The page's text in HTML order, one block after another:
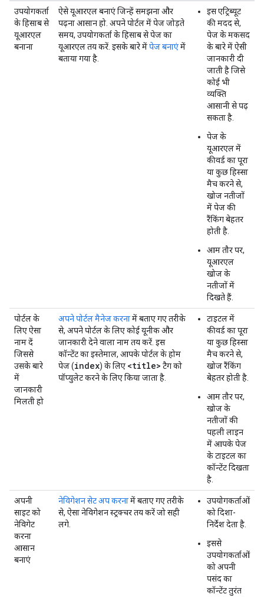
उपयोगकर्ता
के हिसाब से
यूआरएल
बनाना
ऐसे यूआरएल बनाएं जिन्हें समझना और
पढ़ना आसान हो. अपने पोर्टल में पेज जोड़ते
समय, उपयोगकर्ता के हिसाब से पेज का
यूआरएल तय करें. इसके बारे मेंपेज बनाएंमें
बताया गया है.
इस एट्रिब्यूट
की मदद से,
पेज के मकसद
के बारे में ऐसी
जानकारी दी
जाती है जिसे
कोई भी
व्यक्ति
आसानी से पढ़
सकता है.
पेज के
यूआरएल में
कीवर्ड का पूरा
या कुछ हिस्सा
मैच करने से,
खोज नतीजों
में पेज की
रैंकिंग बेहतर
होती है.
आम तौर पर,
यूआरएल
खोज के
नतीजों में
दिखते हैं.
पोर्टल के
लिए ऐसा
नाम दें
जिससे
उसके बारे
में
जानकारी
मिलती हो
अपने पोर्टल मैनेज करनामें बताए गए तरीके
से, अपने पोर्टल के लिए कोई यूनीक और
जानकारी देने वाला नाम तय करें. इस
कॉन्टेंट का इस्तेमाल, आपके पोर्टल के होम
पेज (index) के लिए <title> टैग को
पॉप्युलेट करने के लिए किया जाता है.
टाइटल में
कीवर्ड का पूरा
या कुछ हिस्सा
मैच करने से,
खोज रैंकिंग
बेहतर होती है.
आम तौर पर,
खोज के
नतीजों की
पहली लाइन
में आपके पेज
के टाइटल का
कॉन्टेंट दिखता
है.
अपनी
साइट को
नेविगेट
करना
आसान
बनाएं
नेविगेशन सेट अप करनामें बताए गए तरीके
से, ऐसा नेविगेशन स्ट्रक्चर तय करें जो सही
लगे.
उपयोगकर्ताओं
को दिशा-
निर्देश देता है.
इससे
उपयोगकर्ताओं
को अपनी
पसंद का
कॉन्टेंट तुरंत